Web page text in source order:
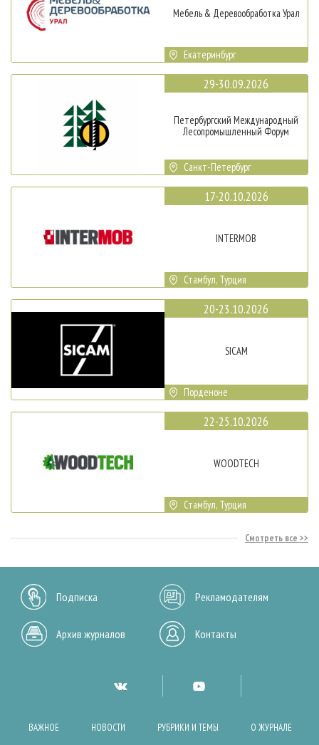
Мебель & Деревообработка Урал
Екатеринбург
29-30.09.2026
Петербургский Международный
Лесопромышленный Форум
Санкт-Петербург
17-20.10.2026
INTERMOB
Стамбул, Турция
20-23.10.2026
SICAM
Порденоне
22-25.10.2026
WOODTECH
Стамбул, Турция
Смотреть все
Подписка Рекламодателям
Архив журналов Контакты
ВАЖНОЕ НОВОСТИ РУБРИКИ И ТЕМЫ О ЖУРНАЛЕ